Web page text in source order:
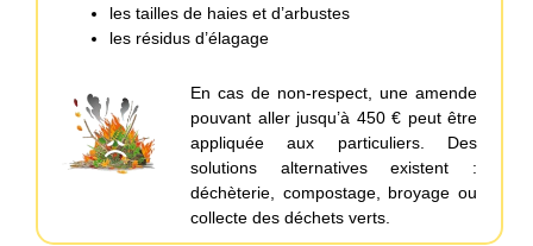
les tailles de haies et d’arbustes
les résidus d’élagage
En cas de non-respect, une amende
pouvant aller jusqu’à 450 € peut être
appliquée aux particuliers. Des
solutions alternatives existent :
déchèterie, compostage, broyage ou
collecte des déchets verts.